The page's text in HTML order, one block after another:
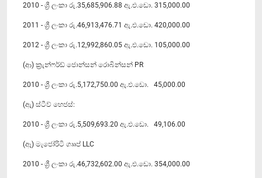
2010 - ශ්‍රී ලංකා රු.35,685,906.88 ඇ.එ.ඩො. 315,000.00
2011 - ශ්‍රී ලංකා රු.46,913,476.71 ඇ.එ.ඩො. 420,000.00
2012 - ශ්‍රී ලංකා රු.12,992,860.05 ඇ.එ.ඩො. 105,000.00
(ආ) ක්‍රැන්ෆර්ඩ් ජොන්සන් රොබින්සන් PR
2010 - ශ්‍රී ලංකා රු.5,172,750.00 ඇ.එ.ඩො. 45,000.00
(ඇ) ස්ටීව් හෙජස්:
2010 - ශ්‍රී ලංකා රු.5,509,693.20 ඇ.එ.ඩො. 49,106.00
(ඈ) මැජෝරිටි ගෲප් LLC
2010 - ශ්‍රී ලංකා රු.46,732,602.00 ඇ.එ.ඩො. 354,000.00